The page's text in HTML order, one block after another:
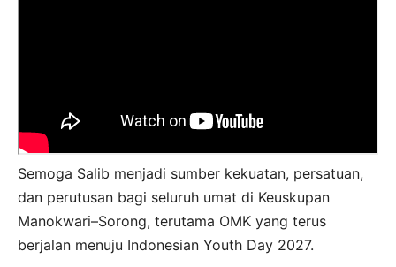
Semoga Salib menjadi sumber kekuatan, persatuan,
dan perutusan bagi seluruh umat di Keuskupan
Manokwari–Sorong, terutama OMK yang terus
berjalan menuju Indonesian Youth Day 2027.